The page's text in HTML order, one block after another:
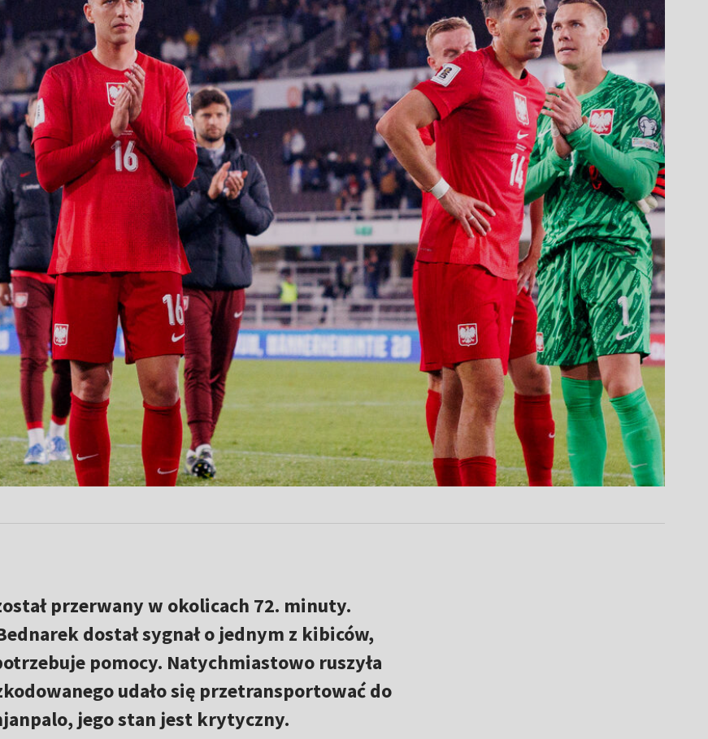
przerwany w okolicach 72. minuty.
dostał sygnał o jednym z kibiców,
pomocy. Natychmiastowo ruszyła
udało się przetransportować do
jego stan jest krytyczny.